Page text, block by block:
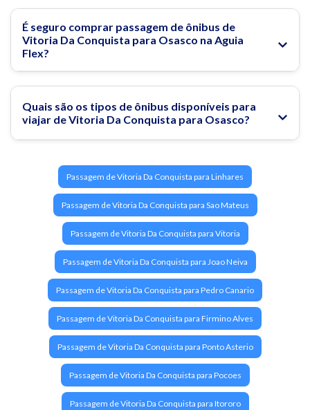
É seguro comprar passagem de ônibus de
Vitoria Da Conquista para Osasco na Aguia
Flex?
Quais são os tipos de ônibus disponíveis para
viajar de Vitoria Da Conquista para Osasco?
Passagem de Vitoria Da Conquista para Linhares
Passagem de Vitoria Da Conquista para Sao Mateus
Passagem de Vitoria Da Conquista para Vitoria
Passagem de Vitoria Da Conquista para Joao Neiva
Passagem de Vitoria Da Conquista para Pedro Canario
Passagem de Vitoria Da Conquista para Firmino Alves
Passagem de Vitoria Da Conquista para Ponto Asterio
Passagem de Vitoria Da Conquista para Pocoes
Passagem de Vitoria Da Conquista para Itororo